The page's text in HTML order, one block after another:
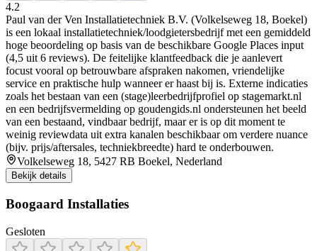
4.2
Paul van der Ven Installatietechniek B.V. (Volkelseweg 18, Boekel)
is een lokaal installatietechniek/loodgietersbedrijf met een gemiddeld
hoge beoordeling op basis van de beschikbare Google Places input
(4,5 uit 6 reviews). De feitelijke klantfeedback die je aanlevert
focust vooral op betrouwbare afspraken nakomen, vriendelijke
service en praktische hulp wanneer er haast bij is. Externe indicaties
zoals het bestaan van een (stage)leerbedrijfprofiel op stagemarkt.nl
en een bedrijfsvermelding op goudengids.nl ondersteunen het beeld
van een bestaand, vindbaar bedrijf, maar er is op dit moment te
weinig reviewdata uit extra kanalen beschikbaar om verdere nuance
(bijv. prijs/aftersales, techniekbreedte) hard te onderbouwen.
Volkelseweg 18, 5427 RB Boekel, Nederland
Bekijk details
Boogaard Installaties
Gesloten